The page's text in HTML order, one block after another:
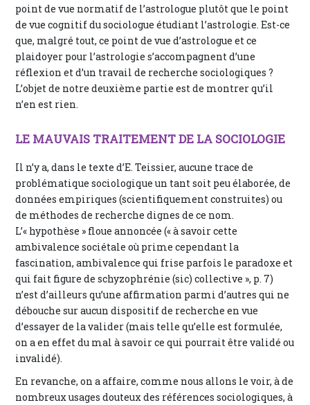
point de vue normatif de l’astrologue plutôt que le point
de vue cognitif du sociologue étudiant l’astrologie. Est-ce
que, malgré tout, ce point de vue d’astrologue et ce
plaidoyer pour l’astrologie s’accompagnent d’une
réflexion et d’un travail de recherche sociologiques ?
L’objet de notre deuxième partie est de montrer qu’il
n’en est rien.
LE MAUVAIS TRAITEMENT DE LA SOCIOLOGIE
Il n’y a, dans le texte d’E. Teissier, aucune trace de
problématique sociologique un tant soit peu élaborée, de
données empiriques (scientifiquement construites) ou
de méthodes de recherche dignes de ce nom.
L’« hypothèse » floue annoncée (« à savoir cette
ambivalence sociétale où prime cependant la
fascination, ambivalence qui frise parfois le paradoxe et
qui fait figure de schyzophrénie (sic) collective », p. 7)
n’est d’ailleurs qu’une affirmation parmi d’autres qui ne
débouche sur aucun dispositif de recherche en vue
d’essayer de la valider (mais telle qu’elle est formulée,
on a en effet du mal à savoir ce qui pourrait être validé ou
invalidé).
En revanche, on a affaire, comme nous allons le voir, à de
nombreux usages douteux des références sociologiques, à